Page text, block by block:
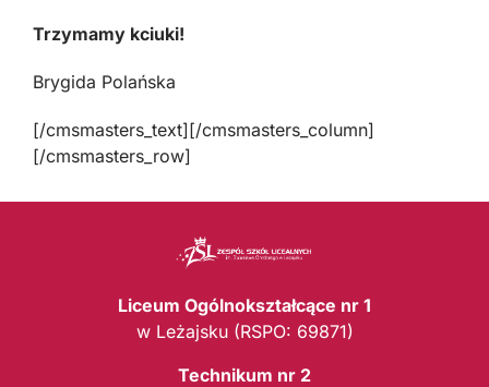
Trzymamy kciuki!
Brygida Polańska
[/cmsmasters_text][/cmsmasters_column]
[/cmsmasters_row]
Liceum Ogólnokształcące nr 1
w Leżajsku (RSPO: 69871)
Technikum nr 2